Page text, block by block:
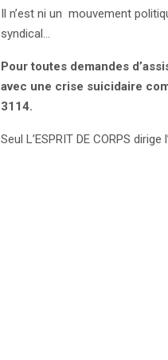
Il n’est ni un mouvement
syndical…
Pour toutes demandes
avec une crise suicidaire
3114.
Seul L’ESPRIT DE CORPS